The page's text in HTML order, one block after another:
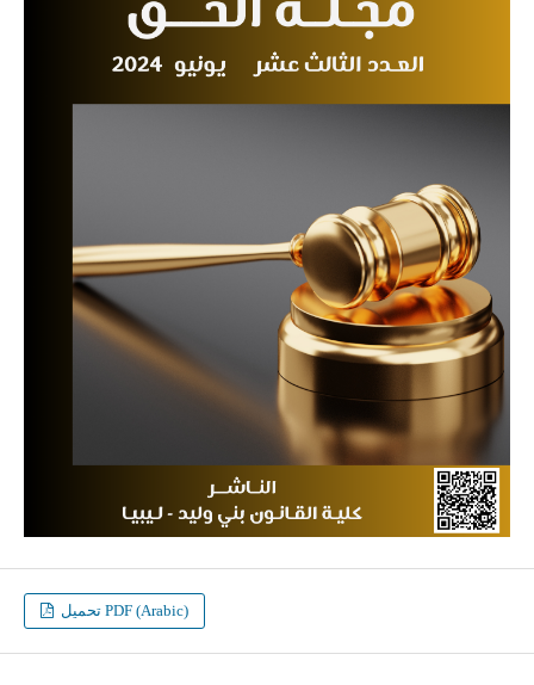
تحميل PDF (Arabic)